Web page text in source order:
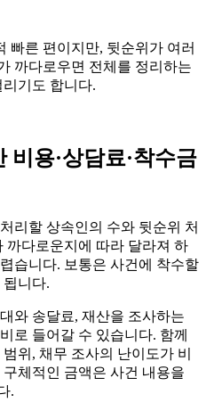
빠른 편이지만, 뒷순위가 여러
까다로우면 전체를 정리하는
기도 합니다.
용·상담료·착수금
리할 상속인의 수와 뒷순위 처
까다로운지에 따라 달라져 하
습니다. 보통은 사건에 착수할
니다.
와 송달료, 재산을 조사하는
로 들어갈 수 있습니다. 함께
위, 채무 조사의 난이도가 비
체적인 금액은 사건 내용을
.